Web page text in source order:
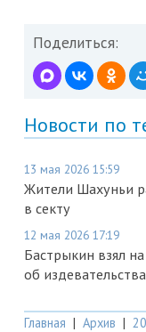
Поделиться:
Новости по
13 мая 2026 15:59
Жители Шахуньи
в секту
12 мая 2026 17:19
Бастрыкин взял
об
Главная | Архив |